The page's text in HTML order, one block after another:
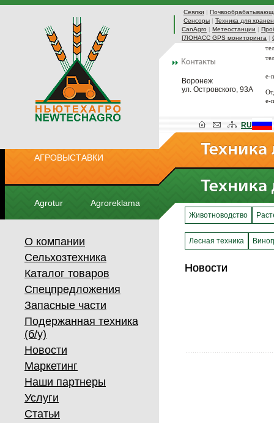
Сеялки |
Сенсоры | Техника для
CanAgro | Метеостанции |
ГЛОНАСС GPS мониторинга |
Воронеж
ул. Островского, 93А
e-
e-
АГРОВЫСТАВКИ
Agrotur Agroreklama
RU
О компании
Сельхозтехника
Каталог товаров
Спецпредложения
Запасные части
Подержанная техника
(б/у)
Новости
Маркетинг
Наши партнеры
Услуги
Статьи
Животноводство
Лесная техника
Новости
Новости